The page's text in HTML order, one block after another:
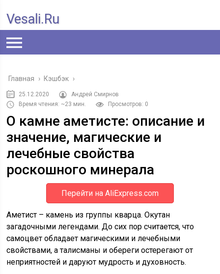
Vesali.ru
Главная › Кэшбэк ›
25.12.2020
Андрей Смирнов
Время чтения: ~23 мин.
Просмотров: 0
О камне аметисте: описание и
значение, магические и
лечебные свойства
роскошного минерала
Перейти на AliExpress.com
Аметист – камень из группы кварца. Окутан
загадочными легендами. До сих пор считается, что
самоцвет обладает магическими и лечебными
свойствами, а талисманы и обереги остерегают от
неприятностей и даруют мудрость и духовность.